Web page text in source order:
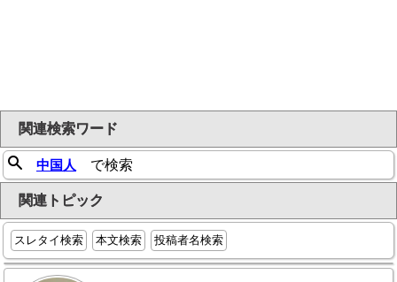
関連検索ワード
中国人 で検索
関連トピック
スレタイ検索 本文検索 投稿者名検索